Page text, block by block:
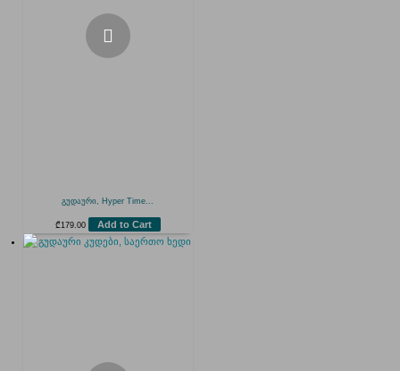
გუდაური, Hyper Time...
₾ 179.00 Add to Cart